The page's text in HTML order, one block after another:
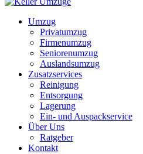
Umzug
Privatumzug
Firmenumzug
Seniorenumzug
Auslandsumzug
Zusatzservices
Reinigung
Entsorgung
Lagerung
Ein- und Auspackservice
Über Uns
Ratgeber
Kontakt